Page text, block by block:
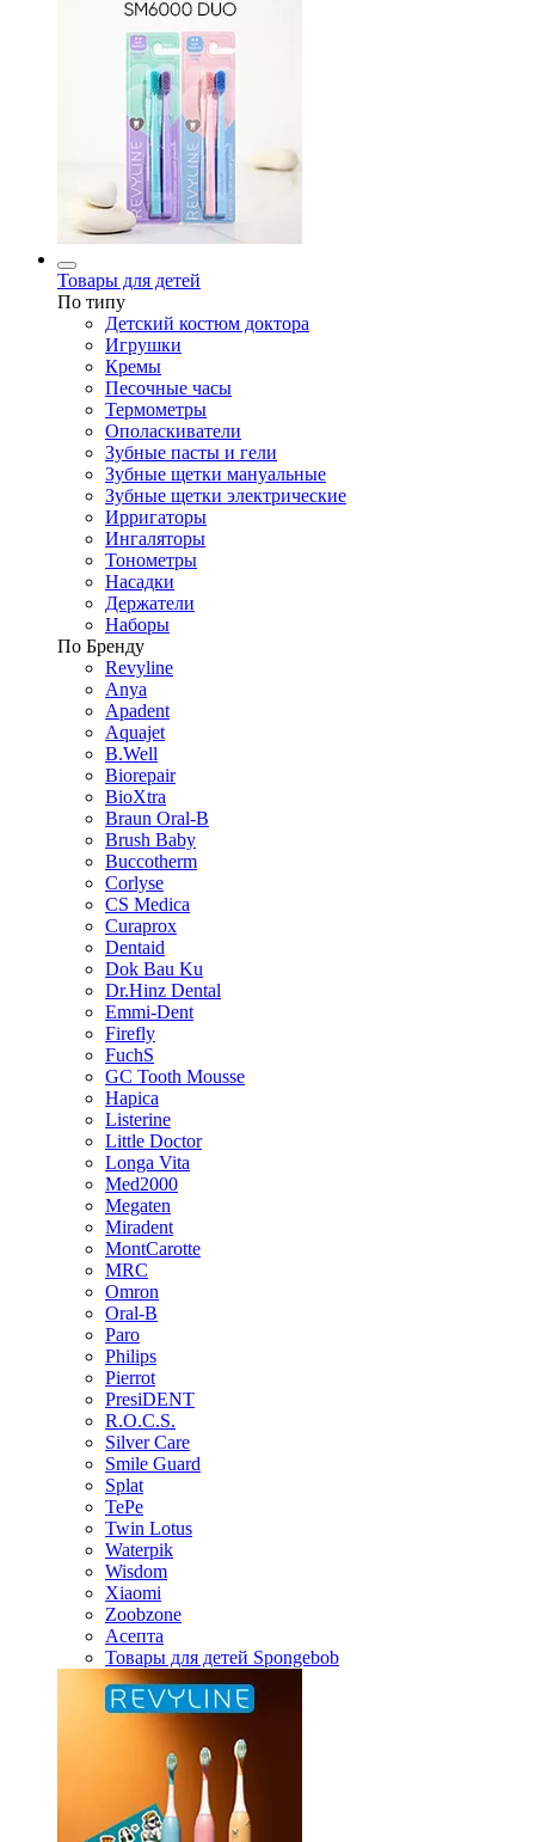
Товары для детей
По типу
Детский костюм доктора
Игрушки
Кремы
Песочные часы
Термометры
Ополаскиватели
Зубные пасты и гели
Зубные щетки мануальные
Зубные щетки электрические
Ирригаторы
Ингаляторы
Тонометры
Насадки
Держатели
Наборы
По Бренду
Revyline
Anya
Apadent
Aquajet
B.Well
Biorepair
BioXtra
Braun Oral-B
Brush Baby
Buccotherm
Corlyse
CS Medica
Curaprox
Dentaid
Dok Bau Ku
Dr.Hinz Dental
Emmi-Dent
Firefly
FuchS
GC Tooth Mousse
Hapica
Listerine
Little Doctor
Longa Vita
Med2000
Megaten
Miradent
MontCarotte
MRC
Omron
Oral-B
Paro
Philips
Pierrot
PresiDENT
R.O.C.S.
Silver Care
Smile Guard
Splat
TePe
Twin Lotus
Waterpik
Wisdom
Xiaomi
Zoobzone
Асепта
Товары для детей Spongebob